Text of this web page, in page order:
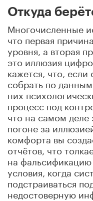
Откуда
Многочисленные
что первая
уровня, а вторая
это иллюзия
кажется, что,
собрать по
них
процесс под
что на самом
погоне за
комфорта вы
отчётов, что
на фальсификацию
условия, когда
подстраиваться
недостоверную